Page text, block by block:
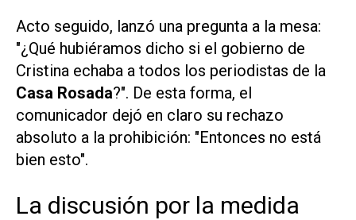
Acto seguido, lanzó una pregunta a la mesa:
"¿Qué hubiéramos dicho si el gobierno de
Cristina echaba a todos los periodistas de la
Casa Rosada?". De esta forma, el
comunicador dejó en claro su rechazo
absoluto a la prohibición: "Entonces no está
bien esto".
La discusión por la medida